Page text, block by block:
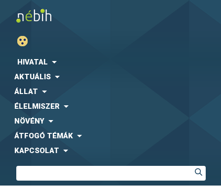
HIVATAL
AKTUÁLIS
ÁLLAT
ÉLELMISZER
NÖVÉNY
ÁTFOGÓ TÉMÁK
KAPCSOLAT